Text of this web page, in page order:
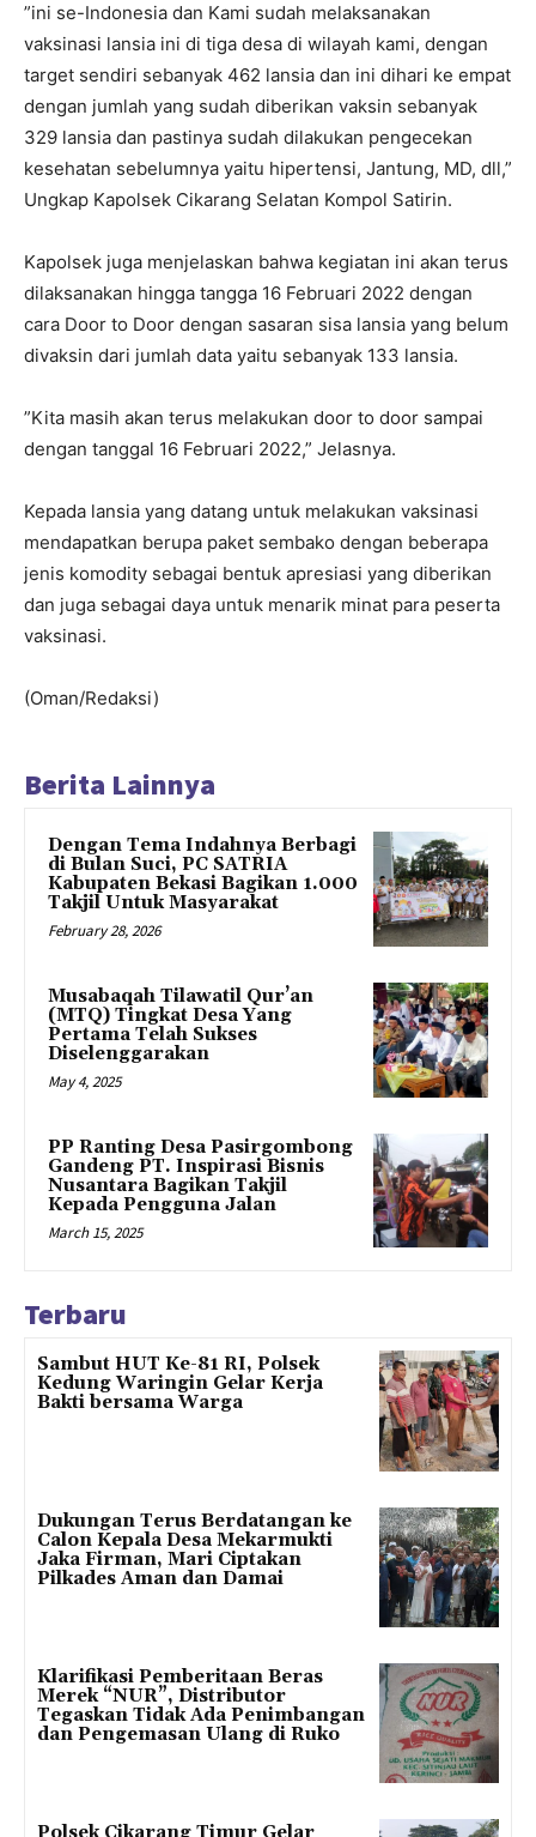
”ini se-Indonesia dan Kami sudah melaksanakan
vaksinasi lansia ini di tiga desa di wilayah kami, dengan
target sendiri sebanyak 462 lansia dan ini dihari ke empat
dengan jumlah yang sudah diberikan vaksin sebanyak
329 lansia dan pastinya sudah dilakukan pengecekan
kesehatan sebelumnya yaitu hipertensi, Jantung, MD, dll,”
Ungkap Kapolsek Cikarang Selatan Kompol Satirin.
Kapolsek juga menjelaskan bahwa kegiatan ini akan terus
dilaksanakan hingga tangga 16 Februari 2022 dengan
cara Door to Door dengan sasaran sisa lansia yang belum
divaksin dari jumlah data yaitu sebanyak 133 lansia.
”Kita masih akan terus melakukan door to door sampai
dengan tanggal 16 Februari 2022,” Jelasnya.
Kepada lansia yang datang untuk melakukan vaksinasi
mendapatkan berupa paket sembako dengan beberapa
jenis komodity sebagai bentuk apresiasi yang diberikan
dan juga sebagai daya untuk menarik minat para peserta
vaksinasi.
(Oman/Redaksi)
Berita Lainnya
Dengan Tema Indahnya Berbagi
di Bulan Suci, PC SATRIA
Kabupaten Bekasi Bagikan 1.000
Takjil Untuk Masyarakat
February 28, 2026
Musabaqah Tilawatil Qur’an
(MTQ) Tingkat Desa Yang
Pertama Telah Sukses
Diselenggarakan
May 4, 2025
PP Ranting Desa Pasirgombong
Gandeng PT. Inspirasi Bisnis
Nusantara Bagikan Takjil
Kepada Pengguna Jalan
March 15, 2025
Terbaru
Sambut HUT Ke-81 RI, Polsek
Kedung Waringin Gelar Kerja
Bakti bersama Warga
Dukungan Terus Berdatangan ke
Calon Kepala Desa Mekarmukti
Jaka Firman, Mari Ciptakan
Pilkades Aman dan Damai
Klarifikasi Pemberitaan Beras
Merek “NUR”, Distributor
Tegaskan Tidak Ada Penimbangan
dan Pengemasan Ulang di Ruko